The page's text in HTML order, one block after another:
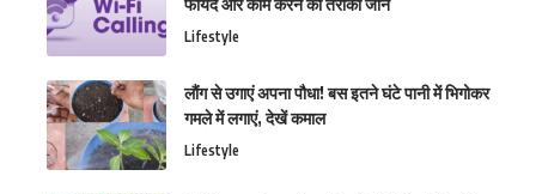
Lifestyle
लौंग से उगाएं अपना पौधा! बस इतने घंटे पानी में भिगोकर
गमले में लगाएं, देखें कमाल
Lifestyle